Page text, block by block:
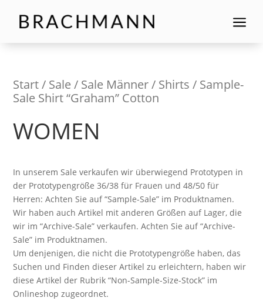
a
Start/ Sale / Sale Männer/ Shirts / Sample-
Sale Shirt “Graham” Cotton
WOMEN
In unserem Sale verkaufen wir überwiegend Prototypen in
der Prototypengröße 36/38 für Frauen und 48/50 für
Herren: Achten Sie auf “Sample-Sale” im Produktnamen.
Wir haben auch Artikel mit anderen Größen auf Lager, die
wir im “Archive-Sale” verkaufen. Achten Sie auf “Archive-
Sale” im Produktnamen.
Um denjenigen, die nicht die Prototypengröße haben, das
Suchen und Finden dieser Artikel zu erleichtern, haben wir
diese Artikel der Rubrik “Non-Sample-Size-Stock” im
Onlineshop zugeordnet.